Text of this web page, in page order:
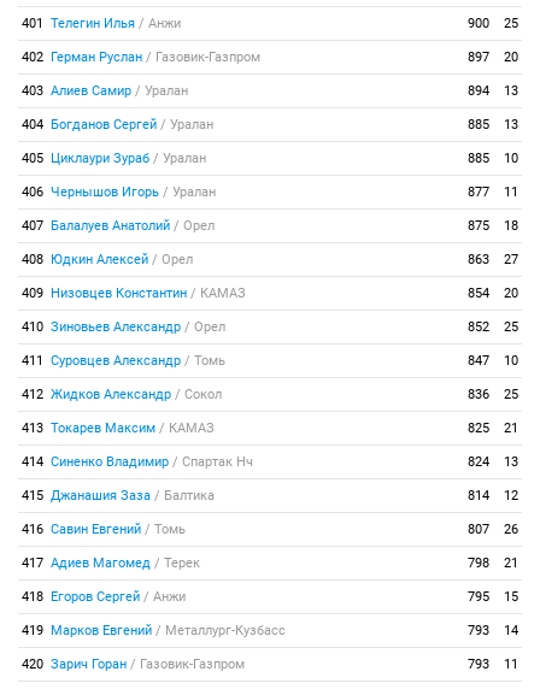
401 Телегин Илья / Анжи 900 25
402 Герман Руслан / Газовик-Газпром 897 20
403 Алиев Самир / Уралан 894 13
404 Богданов Сергей / Уралан 885 13
405 Циклаури Зураб / Уралан 885 10
406 Чернышов Игорь / Уралан 877 11
407 Балалуев Анатолий / Орел 875 18
408 Юдкин Алексей / Орел 863 27
409 Низовцев Константин / КАМАЗ 854 20
410 Зиновьев Александр / Орел 852 25
411 Суровцев Александр / Томь 847 10
412 Жидков Александр / Сокол 836 25
413 Токарев Максим / КАМАЗ 825 21
414 Синенко Владимир / Спартак Нч 824 13
415 Джанашия Заза / Балтика 814 12
416 Савин Евгений / Томь 807 26
417 Адиев Магомед / Терек 798 21
418 Егоров Сергей / Анжи 795 15
419 Марков Евгений / Металлург-Кузбасс 793 14
420 Зарич Горан / Газовик-Газпром 793 11